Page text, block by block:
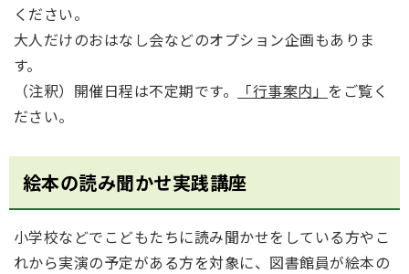
ください。
大人だけのおはなし会などのオプション企画もありま
す。
（注釈）開催日程は不定期です。
「行事案内」 をご覧く
ださい。
絵本の読み聞かせ実践講座
小学校などでこどもたちに読み聞かせをしている方やこ
れから実演の予定がある方を対象に、図書館員が絵本の